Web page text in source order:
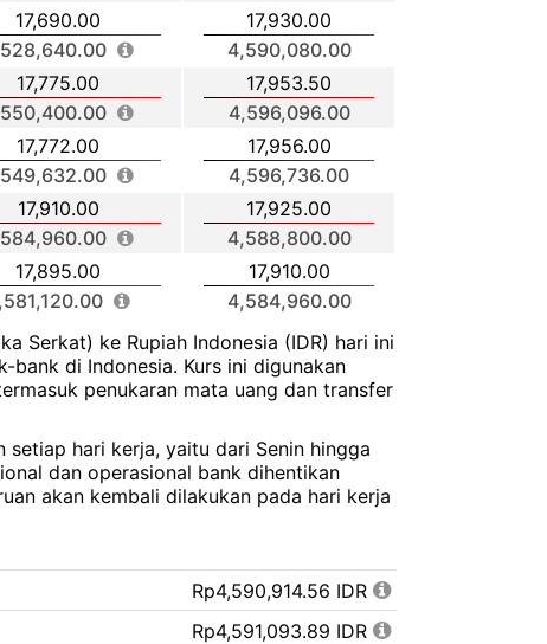
17,690.00
17,930.00
4,590,080.00
17,775.00
17,953.50
4,596,096.00
17,772.00
17,956.00
4,596,736.00
17,910.00
17,925.00
4,588,800.00
17,895.00
17,910.00
4,584,960.00
Serkat) ke Rupiah Indonesia (IDR) hari ini
di Indonesia. Kurs ini digunakan
penukaran mata uang dan transfer
setiap hari kerja, yaitu dari Senin hingga
dan operasional bank dihentikan
akan kembali dilakukan pada hari kerja
Rp4,590,914.56 IDR
Rp4,591,093.89 IDR